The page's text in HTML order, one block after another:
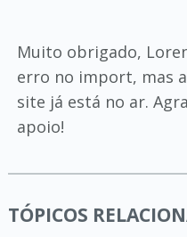
Muito obrigado,
erro no import, mas
site já está no ar.
apoio!
TÓPICOS